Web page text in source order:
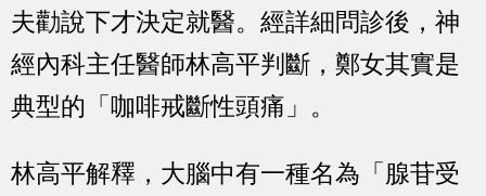
夫勸說下才決定就醫。經詳細問診後，神
經內科主任醫師林高平判斷，鄭女其實是
典型的「咖啡戒斷性頭痛」。
林高平解釋，大腦中有一種名為「腺苷受